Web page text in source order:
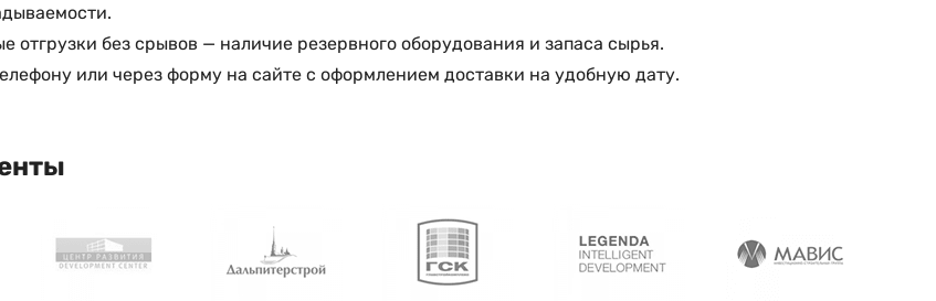
отгрузки без срывов — наличие резервного оборудования и запаса сырья.
или через форму на сайте с оформлением доставки на удобную дату.